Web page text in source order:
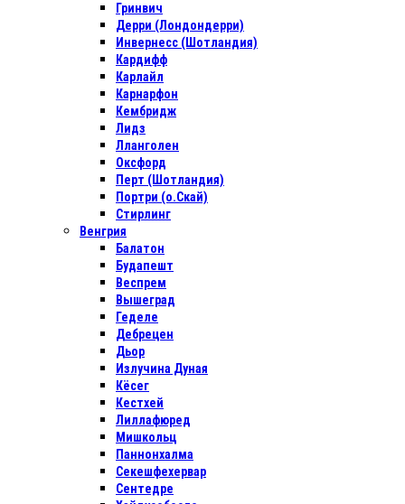
Гринвич
Дерри (Лондондерри)
Инвернесс (Шотландия)
Кардифф
Карлайл
Карнарфон
Кембридж
Лидз
Лланголен
Оксфорд
Перт (Шотландия)
Портри (о.Скай)
Стирлинг
Венгрия
Балатон
Будапешт
Веспрем
Вышеград
Геделе
Дебрецен
Дьор
Излучина Дуная
Кёсег
Кестхей
Лиллафюред
Мишкольц
Паннонхалма
Секешфехервар
Сентедре